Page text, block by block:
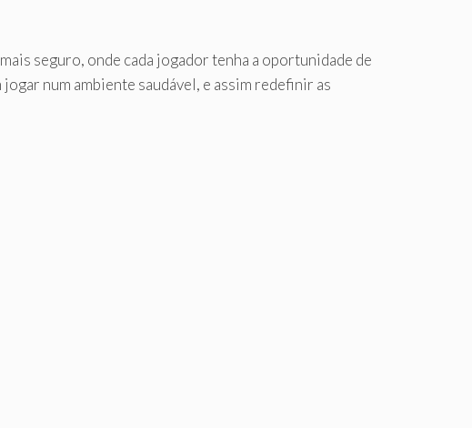
seguro, onde cada jogador tenha a oportunidade de
num ambiente saudável, e assim redefinir as